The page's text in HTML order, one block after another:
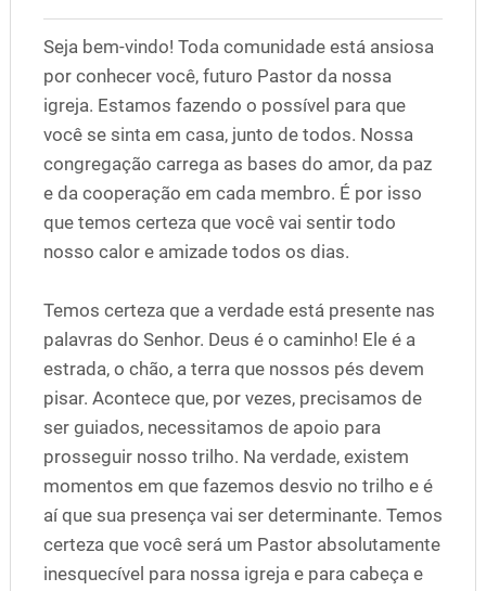
Seja bem-vindo! Toda comunidade está ansiosa
por conhecer você, futuro Pastor da nossa
igreja. Estamos fazendo o possível para que
você se sinta em casa, junto de todos. Nossa
congregação carrega as bases do amor, da paz
e da cooperação em cada membro. É por isso
que temos certeza que você vai sentir todo
nosso calor e amizade todos os dias.
Temos certeza que a verdade está presente nas
palavras do Senhor. Deus é o caminho! Ele é a
estrada, o chão, a terra que nossos pés devem
pisar. Acontece que, por vezes, precisamos de
ser guiados, necessitamos de apoio para
prosseguir nosso trilho. Na verdade, existem
momentos em que fazemos desvio no trilho e é
aí que sua presença vai ser determinante. Temos
certeza que você será um Pastor absolutamente
inesquecível para nossa igreja e para cabeça e